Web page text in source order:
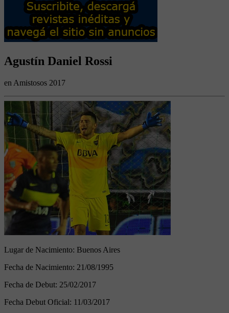
Agustín Daniel Rossi
en Amistosos 2017
Lugar de Nacimiento: Buenos Aires
Fecha de Nacimiento: 21/08/1995
Fecha de Debut: 25/02/2017
Fecha Debut Oficial: 11/03/2017